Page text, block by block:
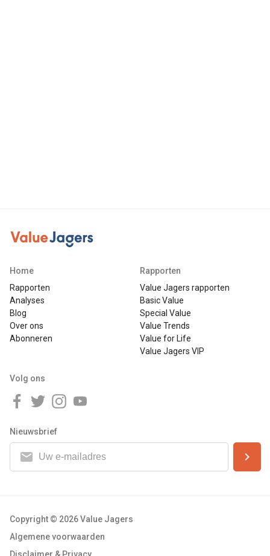
Home
Rapporten
Analyses
Blog
Over ons
Abonneren
Rapporten
Value Jagers rapporten
Basic Value
Special Value
Value Trends
Value for Life
Value Jagers VIP
Volg ons
Nieuwsbrief
Copyright © 2026 Value Jagers
Algemene voorwaarden